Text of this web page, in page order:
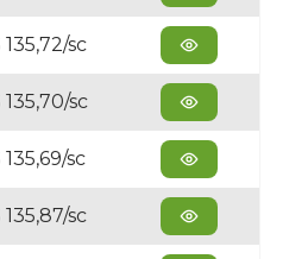
135,72/sc
135,70/sc
135,69/sc
135,87/sc